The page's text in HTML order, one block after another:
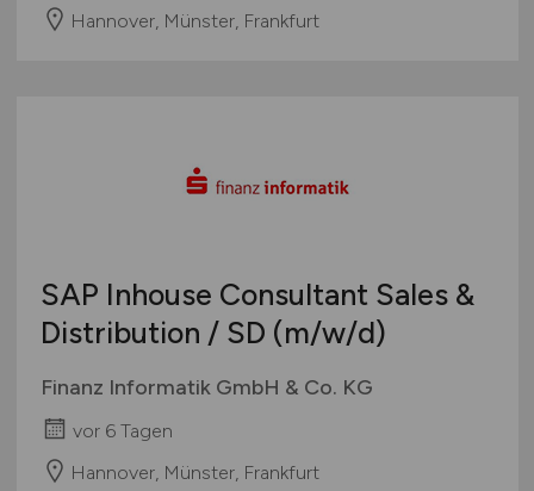
Hannover, Münster, Frankfurt
SAP Inhouse Consultant Sales &
Distribution / SD (m/w/d)
Finanz Informatik GmbH & Co. KG
vor 6 Tagen
Hannover, Münster, Frankfurt